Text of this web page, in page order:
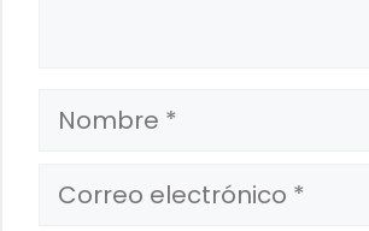
Nombre
Correo
electrónico